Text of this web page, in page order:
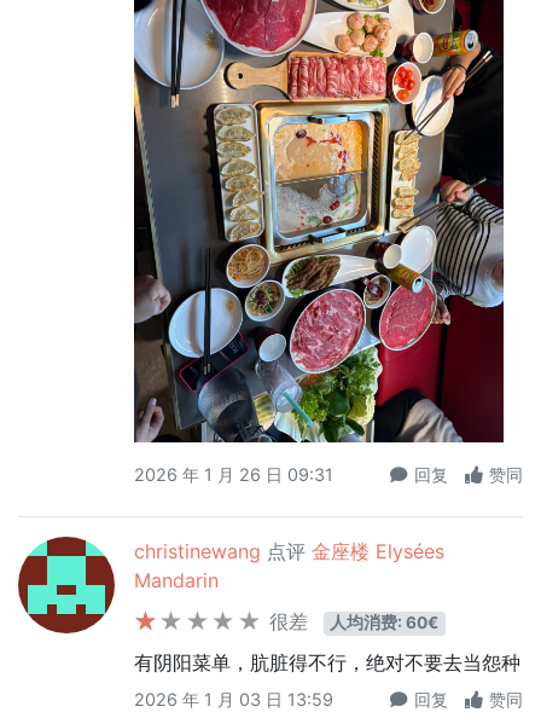
2026 年 1 月 26 日 09:31 回复 赞同
christinewang 点评 金座楼 Elysées
Mandarin
很差
人均消费: 60€
有阴阳菜单，肮脏得不行，绝对不要去当怨种
2026 年 1 月 03 日 13:59 回复 赞同